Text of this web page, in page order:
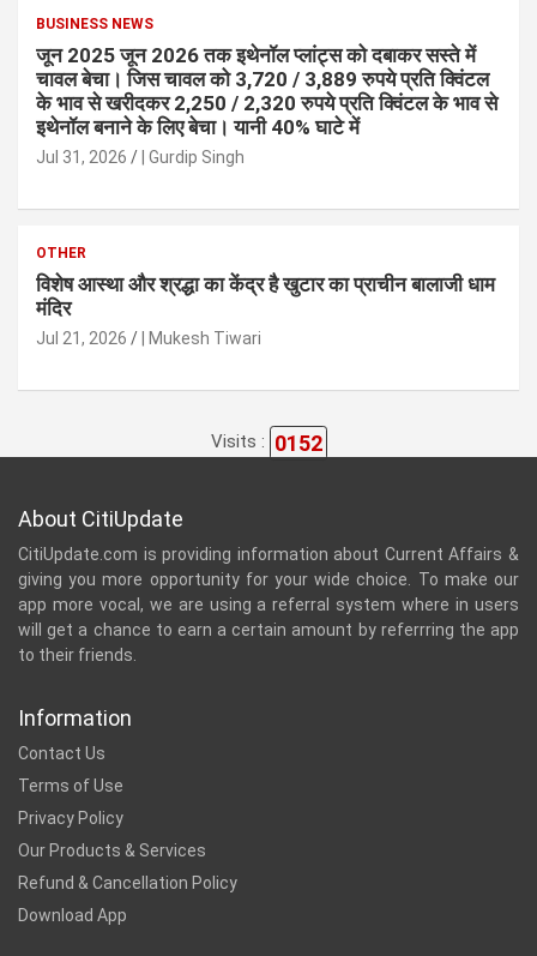
BUSINESS NEWS
जून 2025 जून 2026 तक इथेनॉल प्लांट्स को दबाकर सस्ते में
चावल बेचा। जिस चावल को 3,720 / 3,889 रुपये प्रति क्विंटल
के भाव से खरीदकर 2,250 / 2,320 रुपये प्रति क्विंटल के भाव से
इथेनॉल बनाने के लिए बेचा। यानी 40% घाटे में
Jul 31, 2026 | Gurdip Singh
OTHER
विशेष आस्था और श्रद्धा का केंद्र है खुटार का प्राचीन बालाजी धाम
मंदिर
Jul 21, 2026 | Mukesh Tiwari
Visits : 0152
About CitiUpdate
CitiUpdate.com is providing information about Current Affairs &
giving you more opportunity for your wide choice. To make our
app more vocal, we are using a referral system where in users
will get a chance to earn a certain amount by referrring the app
to their friends.
Information
Contact Us
Terms of Use
Privacy Policy
Our Products & Services
Refund & Cancellation Policy
Download App